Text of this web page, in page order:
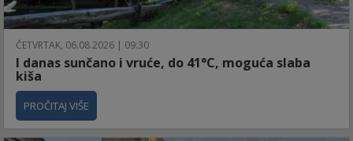
ČETVRTAK, 06.08.2026 | 09:30
I danas sunčano i vruće, do 41°C, moguća slaba
kiša
PROČITAJ VIŠE